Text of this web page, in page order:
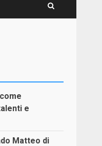
e
Matteo di